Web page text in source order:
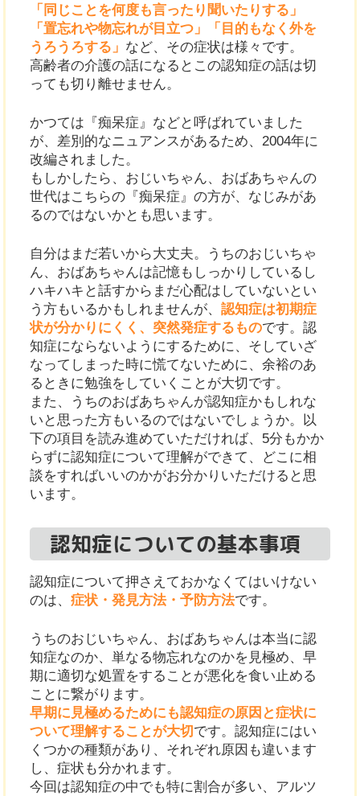
「同じことを何度も言ったり聞いたりする」
「置忘れや物忘れが目立つ」「目的もなく外を
うろうろする」 など、その症状は様々です。
高齢者の介護の話になるとこの認知症の話は切
っても切り離せません。
かつては『痴呆症』などと呼ばれていました
が、差別的なニュアンスがあるため、2004年に
改編されました。
もしかしたら、おじいちゃん、おばあちゃんの
世代はこちらの『痴呆症』の方が、なじみがあ
るのではないかとも思います。
自分はまだ若いから大丈夫。うちのおじいちゃ
ん、おばあちゃんは記憶もしっかりしているし
ハキハキと話すからまだ心配はしていないとい
う方もいるかもしれませんが、認知症は初期症
状が分かりにくく、突然発症するものです。認
知症にならないようにするために、そしていざ
なってしまった時に慌てないために、余裕のあ
るときに勉強をしていくことが大切です。
また、うちのおばあちゃんが認知症かもしれな
いと思った方もいるのではないでしょうか。以
下の項目を読み進めていただければ、5分もかか
らずに認知症について理解ができて、どこに相
談をすればいいのかがお分かりいただけると思
います。
認知症についての基本事項
認知症について押さえておかなくてはいけない
のは、症状・発見方法・予防方法です。
うちのおじいちゃん、おばあちゃんは本当に認
知症なのか、単なる物忘れなのかを見極め、早
期に適切な処置をすることが悪化を食い止める
ことに繋がります。
早期に見極めるためにも認知症の原因と症状に
ついて理解することが大切 です。認知症にはい
くつかの種類があり、それぞれ原因も違います
し、症状も分かれます。
今回は認知症の中でも特に割合が多い、アルツ